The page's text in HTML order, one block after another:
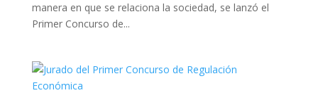
manera en que se relaciona la sociedad, se lanzó el
Primer Concurso de...